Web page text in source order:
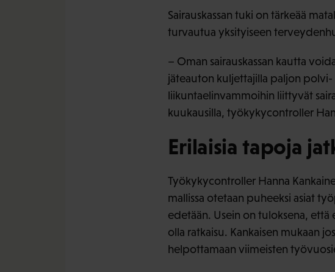
Sairauskassan tuki on tärkeää
turvautua yksityiseen
– Oman sairauskassan kautta
jäteauton kuljettajilla paljon polvi-
liikuntaelinvammoihin liittyvät
kuukausilla, työkykycontroller
Erilaisia tapoja
Työkykycontroller Hanna
mallissa otetaan puheeksi asiat
edetään. Usein on tuloksena, että
olla ratkaisu. Kankaisen mukaan
helpottamaan viimeisten